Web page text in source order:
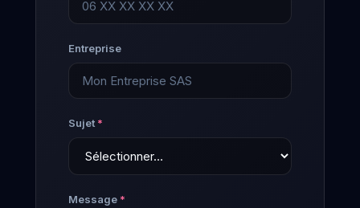
Entreprise
Sujet *
Message *